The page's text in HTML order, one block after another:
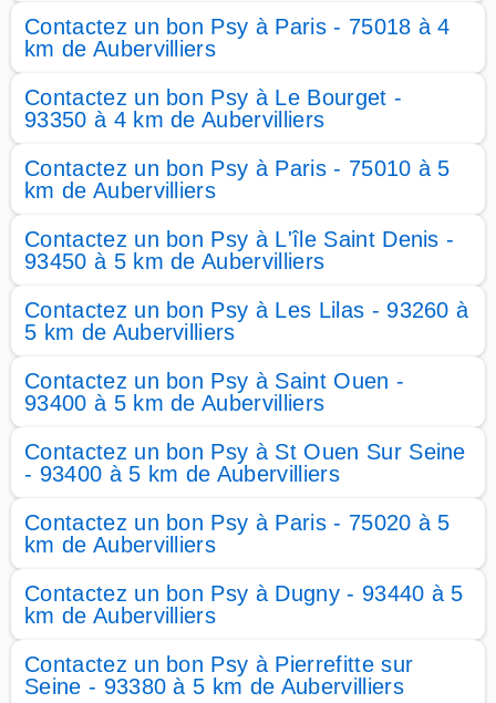
Contactez un bon Psy à Paris - 75018 à 4
km de Aubervilliers
Contactez un bon Psy à Le Bourget -
93350 à 4 km de Aubervilliers
Contactez un bon Psy à Paris - 75010 à 5
km de Aubervilliers
Contactez un bon Psy à L'île Saint Denis -
93450 à 5 km de Aubervilliers
Contactez un bon Psy à Les Lilas - 93260 à
5 km de Aubervilliers
Contactez un bon Psy à Saint Ouen -
93400 à 5 km de Aubervilliers
Contactez un bon Psy à St Ouen Sur Seine
- 93400 à 5 km de Aubervilliers
Contactez un bon Psy à Paris - 75020 à 5
km de Aubervilliers
Contactez un bon Psy à Dugny - 93440 à 5
km de Aubervilliers
Contactez un bon Psy à Pierrefitte sur
Seine - 93380 à 5 km de Aubervilliers